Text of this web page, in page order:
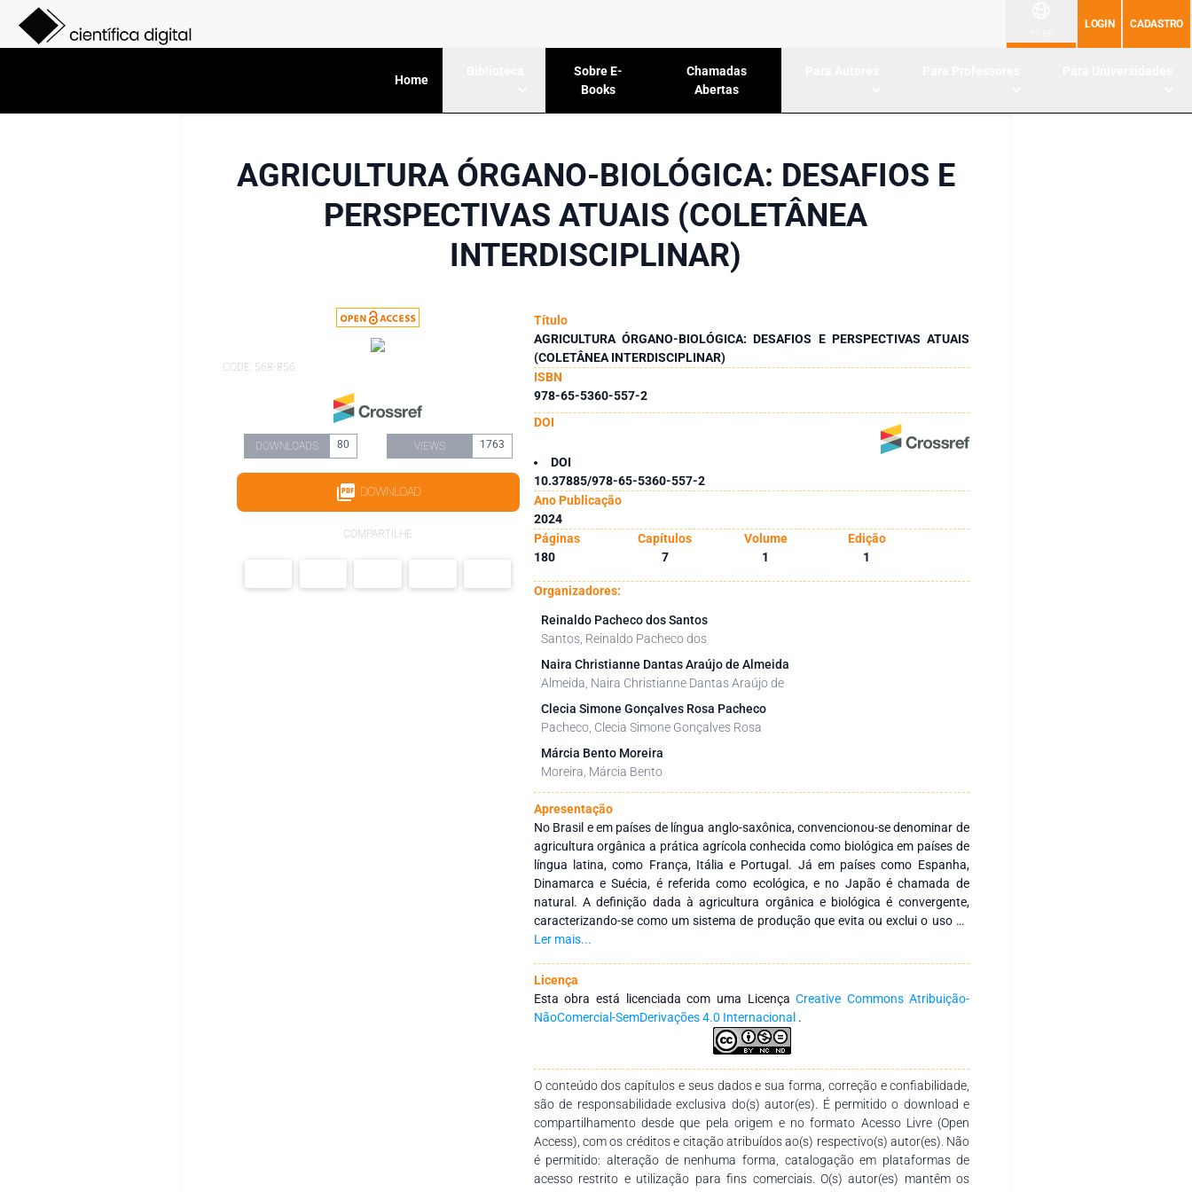
LOGIN CADASTRO
Home
Sobre E-
Books
Chamadas
Abertas
AGRICULTURA ÓRGANO-BIOLÓGICA: DESAFIOS E
PERSPECTIVAS ATUAIS (COLETÂNEA
INTERDISCIPLINAR)
CODE: 568-856
DOWNLOADS 80 VIEWS 1763
DOWNLOAD
COMPARTILHE
Título
AGRICULTURA ÓRGANO-BIOLÓGICA: DESAFIOS E PERSPECTIVAS ATUAIS
(COLETÂNEA INTERDISCIPLINAR)
ISBN
978-65-5360-557-2
DOI
DOI
10.37885/978-65-5360-557-2
Ano Publicação
2024
Páginas
Capítulos Volume
Edição
180
7 1 1
Organizadores:
Reinaldo Pacheco dos Santos
Santos, Reinaldo Pacheco dos
Naira Christianne Dantas Araújo de Almeida
Almeida, Naira Christianne Dantas Araújo de
Clecia Simone Gonçalves Rosa Pacheco
Pacheco, Clecia Simone Gonçalves Rosa
Márcia Bento Moreira
Moreira, Márcia Bento
Apresentação
No Brasil e em países de língua anglo-saxônica, convencionou-se denominar de
agricultura orgânica a prática agrícola conhecida como biológica em países de
língua latina, como França, Itália e Portugal. Já em países como Espanha,
Dinamarca e Suécia, é referida como ecológica, e no Japão é chamada de
natural. A definição dada à agricultura orgânica e biológica é convergente,
caracterizando-se como um sistema de produção que evita ou exclui o uso de
fertilizantes, pesticidas, reguladores de crescimento e aditivos sintéticos para
biológico traz diversas vantagens, como a produção de alimentos livres de
agrotóxicos, a prática da reciclagem do solo, o cuidado com o equilíbrio do solo
e o uso de sistemas naturais para controle biológico. Além disso, o solo é
considerado um sistema vivo, com um enfoque holístico que valoriza os ciclos
biológicos, visando a sustentabilidade social, ambiental e econômica da
unidade. Também proporciona maior qualidade aos produtos, através de uma
abordagem técnica que promove um relacionamento equilibrado com o meio
ambiente. Deste modo, esta obra tem sua gênese associada à componente
curricular “Agroecossistemas Sustentáveis no Bioma Caatinga” ofertada no
Curso de Pós-Graduação (Doutorado Profissional) em Agroecologia e
Desenvolvimento Territorial da Universidade Federal do Vale do São Francisco
(Univasf – Campus Juazeiro/BA). Dentre as atividades solicitadas pelas
Ler mais...
Licença
Esta obra está licenciada com uma LicençaCreative Commons Atribuição-
NãoComercial-SemDerivações 4.0 Internacional .
O conteúdo dos capítulos e seus dados e sua forma, correção e confiabilidade,
são de responsabilidade exclusiva do(s) autor(es). É permitido o download e
compartilhamento desde que pela origem e no formato Acesso Livre (Open
Access), com os créditos e citação atribuídos ao(s) respectivo(s) autor(es). Não
é permitido: alteração de nenhuma forma, catalogação em plataformas de
acesso restrito e utilização para fins comerciais. O(s) autor(es) mantêm os